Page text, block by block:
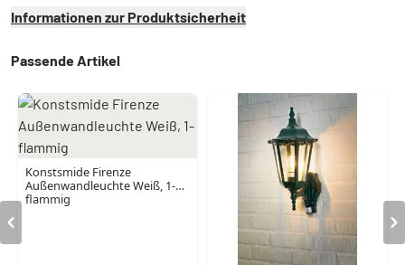
Informationen zur Produktsicherheit
Passende Artikel
Konstsmide Firenze
Außenwandleuchte Weiß, 1-
flammig